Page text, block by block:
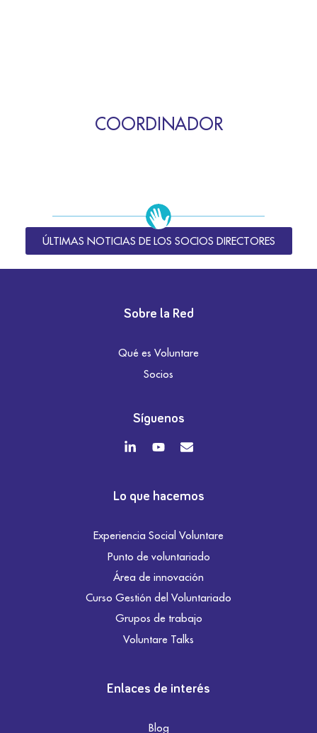
COORDINADOR
ÚLTIMAS NOTICIAS DE LOS SOCIOS DIRECTORES
Sobre la Red
Qué es Voluntare
Socios
Síguenos
Lo que hacemos
Experiencia Social Voluntare
Punto de voluntariado
Área de innovación
Curso Gestión del Voluntariado
Grupos de trabajo
Voluntare Talks
Enlaces de interés
Blog